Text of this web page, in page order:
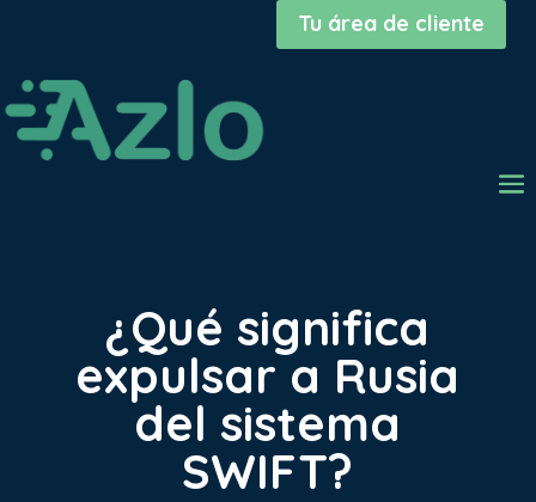
Tu área de cliente
¿Qué significa
expulsar a Rusia
del sistema
SWIFT?